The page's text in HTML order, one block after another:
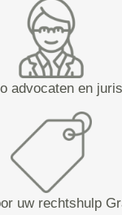
advocaten en
uw rechtshulp